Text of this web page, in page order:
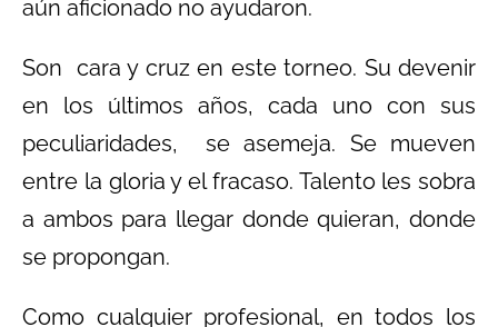
aún aficionado no ayudaron.
Son cara y cruz en este torneo. Su devenir
en los últimos años, cada uno con sus
peculiaridades, se asemeja. Se mueven
entre la gloria y el fracaso. Talento les sobra
a ambos para llegar donde quieran, donde
se propongan.
Como cualquier profesional, en todos los